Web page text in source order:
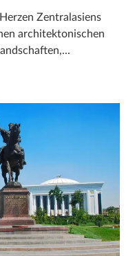
Zentralasiens
architektonischen